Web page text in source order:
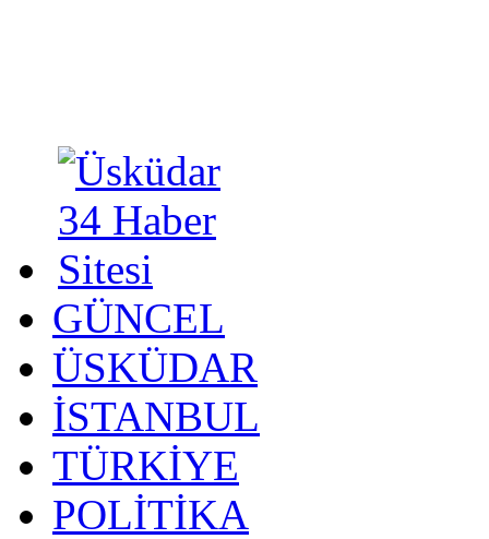
GÜNCEL
ÜSKÜDAR
İSTANBUL
TÜRKİYE
POLİTİKA